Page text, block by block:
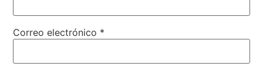
Correo electrónico *